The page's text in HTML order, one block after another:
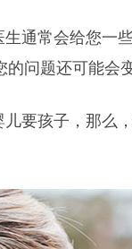
通常会给您一
问题还可能会
要孩子，那么